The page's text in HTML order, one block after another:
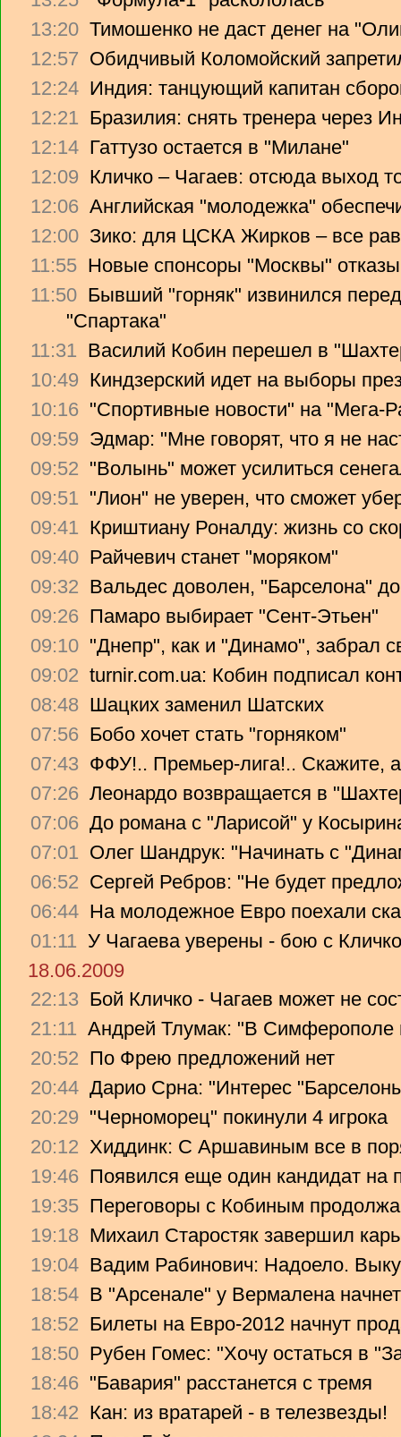
13:20 Тимошенко не даст денег на
12:57 Обидчивый Коломойский
12:24 Индия: танцующий капитан
12:21 Бразилия: снять тренера через
12:14 Гаттузо остается в "Милане"
12:09 Кличко – Чагаев: отсюда выход
12:06 Английская "молодежка"
12:00 Зико: для ЦСКА Жирков – все
11:55 Новые спонсоры "Москвы"
11:50 Бывший "горняк" извинился
"Спартака"
11:31 Василий Кобин перешел в
10:49 Киндзерский идет на выборы
10:16 "Спортивные новости" на "Мега-
09:59 Эдмар: "Мне говорят, что я не
09:52 "Волынь" может усилиться
09:51 "Лион" не уверен, что сможет
09:41 Криштиану Роналду: жизнь со
09:40 Райчевич станет "моряком"
09:32 Вальдес доволен, "Барселона"
09:26 Памаро выбирает "Сент-Этьен"
09:10 "Днепр", как и "Динамо", забрал
09:02 turnir.com.ua: Кобин подписал
08:48 Шацких заменил Шатских
07:56 Бобо хочет стать "горняком"
07:43 ФФУ!.. Премьер-лига!.. Скажите,
07:26 Леонардо возвращается в
07:06 До романа с "Ларисой" у
07:01 Олег Шандрук: "Начинать с
06:52 Сергей Ребров: "Не будет
06:44 На молодежное Евро поехали
01:11 У Чагаева уверены - бою с
18.06.2009
22:13 Бой Кличко - Чагаев может не
21:11 Андрей Тлумак: "В Симферополе
20:52 По Фрею предложений нет
20:44 Дарио Срна: "Интерес
20:29 "Черноморец" покинули 4 игрока
20:12 Хиддинк: С Аршавиным все в
19:46 Появился еще один кандидат на
19:35 Переговоры с Кобиным
19:18 Михаил Старостяк завершил
19:04 Вадим Рабинович: Надоело.
18:54 В "Арсенале" у Вермалена
18:52 Билеты на Евро-2012 начнут
18:50 Рубен Гомес: "Хочу остаться в
18:46 "Бавария" расстанется с тремя
18:42 Кан: из вратарей - в телезвезды!